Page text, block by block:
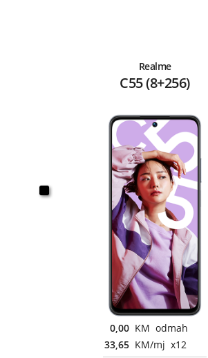
Realme
C55 (8+256)
0,00 KM odmah
33,65 KM/mj x12